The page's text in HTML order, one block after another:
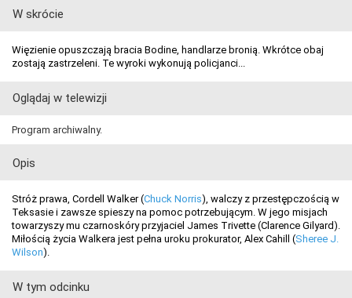
W skrócie
Więzienie opuszczają bracia Bodine, handlarze bronią. Wkrótce obaj
zostają zastrzeleni. Te wyroki wykonują policjanci...
Oglądaj w telewizji
Program archiwalny.
Opis
Stróż prawa, Cordell Walker (Chuck Norris), walczy z przestępczością w
Teksasie i zawsze spieszy na pomoc potrzebującym. W jego misjach
towarzyszy mu czarnoskóry przyjaciel James Trivette (Clarence Gilyard).
Miłością życia Walkera jest pełna uroku prokurator, Alex Cahill (Sheree J.
Wilson).
W tym odcinku